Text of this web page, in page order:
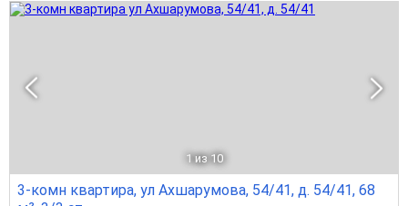
1 из 10
3-комн квартира, ул Ахшарумова, 54/41, д. 54/41, 68